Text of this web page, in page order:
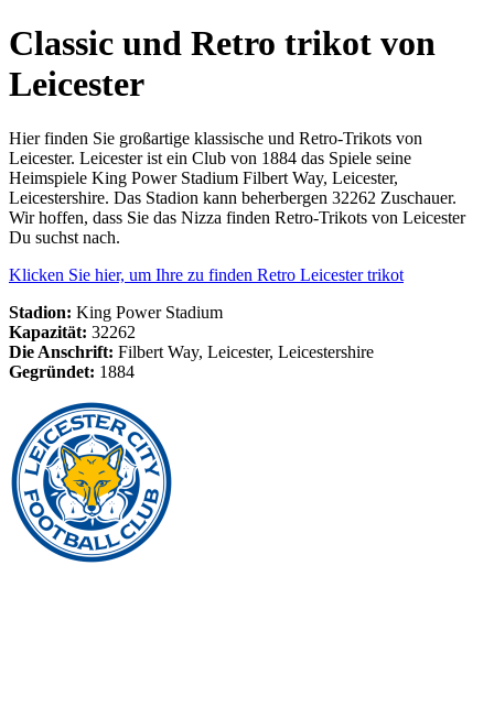
Classic und Retro trikot von
Leicester
Hier finden Sie großartige klassische und Retro-Trikots von
Leicester. Leicester ist ein Club von 1884 das Spiele seine
Heimspiele King Power Stadium Filbert Way, Leicester,
Leicestershire. Das Stadion kann beherbergen 32262 Zuschauer.
Wir hoffen, dass Sie das Nizza finden Retro-Trikots von Leicester
Du suchst nach.
Klicken Sie hier, um Ihre zu finden Retro Leicester trikot
Stadion: King Power Stadium
Kapazität: 32262
Die Anschrift: Filbert Way, Leicester, Leicestershire
Gegründet: 1884